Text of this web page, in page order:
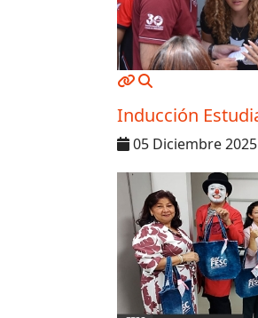
Inducción
05 Diciembre 2025